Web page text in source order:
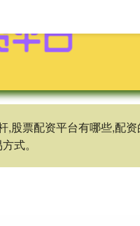
,股票配资平台有哪些,配
式。